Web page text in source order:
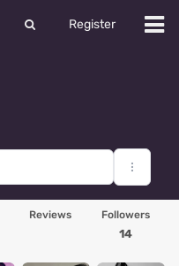
Register
Reviews Followers
14